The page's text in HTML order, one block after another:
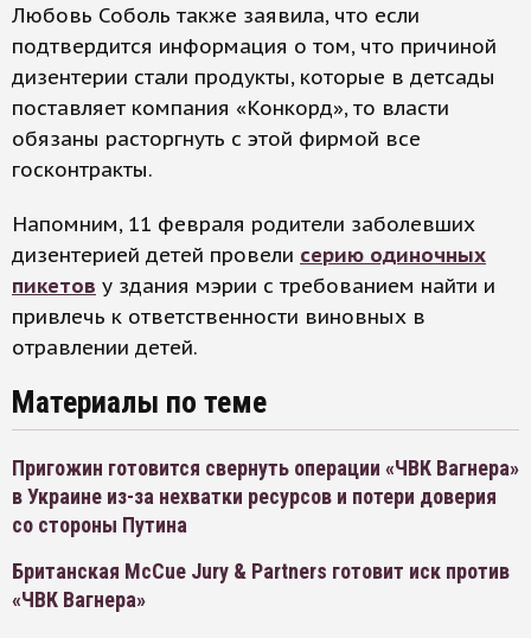
Любовь Соболь также заявила, что если
подтвердится информация о том, что причиной
дизентерии стали продукты, которые в детсады
поставляет компания «Конкорд», то власти
обязаны расторгнуть с этой фирмой все
госконтракты.
Напомним, 11 февраля родители заболевших
дизентерией детей провели серию одиночных
пикетов у здания мэрии с требованием найти и
привлечь к ответственности виновных в
отравлении детей.
Материалы по теме
Пригожин готовится свернуть операции «ЧВК Вагнера»
в Украине из-за нехватки ресурсов и потери доверия
со стороны Путина
Британская McCue Jury & Partners готовит иск против
«ЧВК Вагнера»